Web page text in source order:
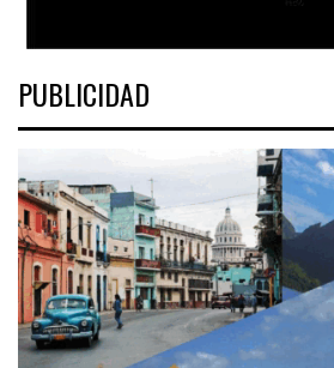
PUBLICIDAD